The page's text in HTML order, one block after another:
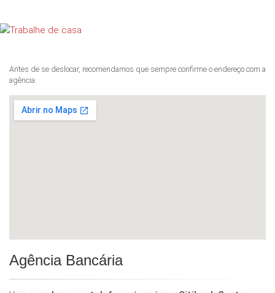
Antes de se deslocar, recomendamos que sempre confirme o endereço com a
agência.
Agência Bancária